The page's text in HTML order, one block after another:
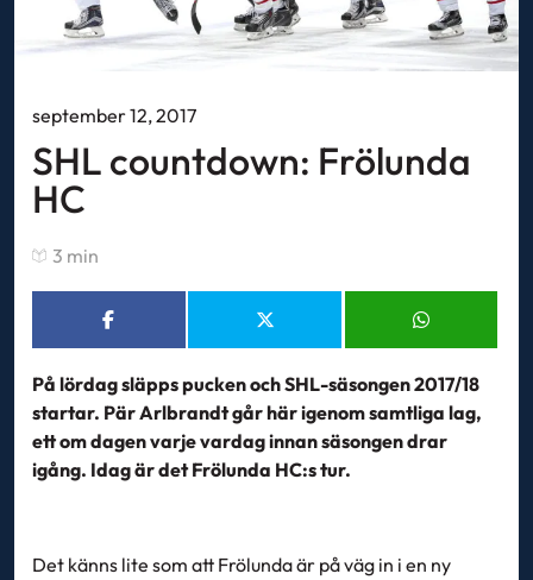
september 12, 2017
SHL countdown: Frölunda
HC
3 min
På lördag släpps pucken och SHL-säsongen 2017/18
startar. Pär Arlbrandt går här igenom samtliga lag,
ett om dagen varje vardag innan säsongen drar
igång. Idag är det Frölunda HC:s tur.
Det känns lite som att Frölunda är på väg in i en ny